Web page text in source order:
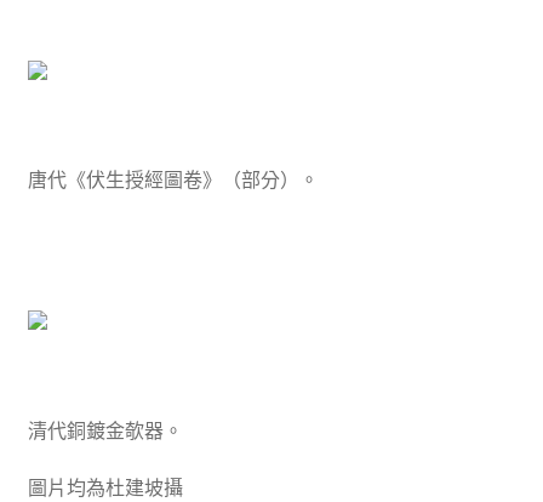
唐代《伏生授經圖卷》（部分）。
清代銅鍍金欹器。
圖片均為杜建坡攝